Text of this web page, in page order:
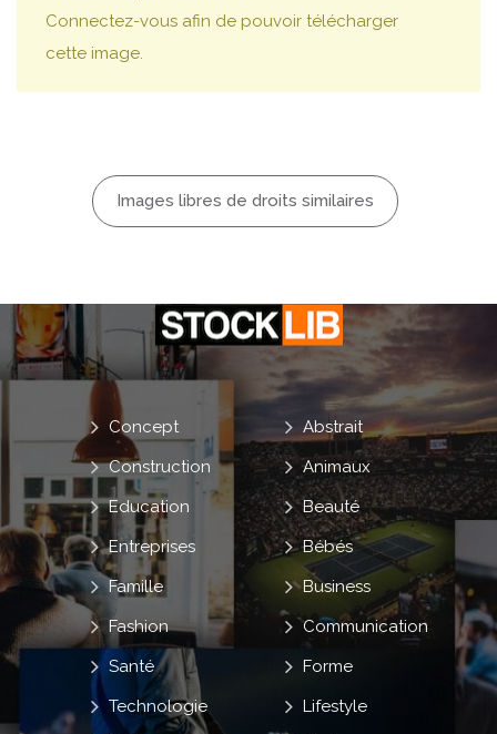
Connectez-vous afin de pouvoir télécharger
cette image.
Images libres de droits similaires
Abstrait
Animaux
Beauté
Bébés
Business
Communication
Concept
Construction
Education
Entreprises
Famille
Fashion
Forme
Lifestyle
Santé
Technologie